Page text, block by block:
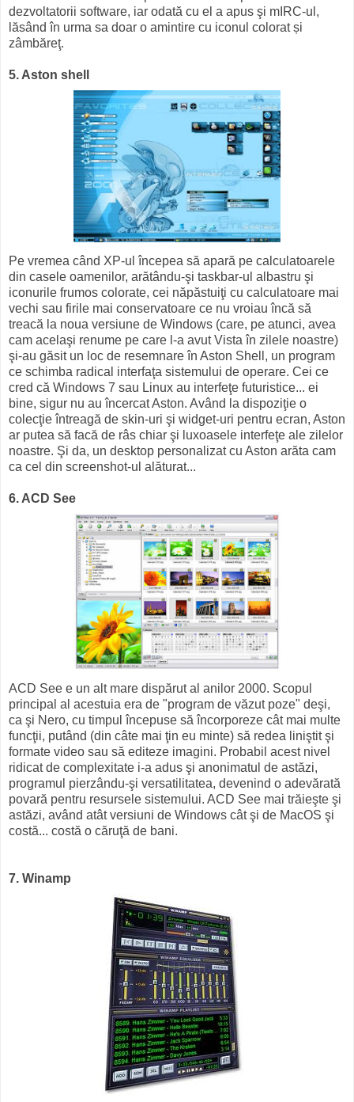
dezvoltatorii software, iar odată cu el a apus şi mIRC-ul,
lăsând în urma sa doar o amintire cu iconul colorat și
zâmbăreţ.
5. Aston shell
Pe vremea când XP-ul începea să apară pe calculatoarele
din casele oamenilor, arătându-şi taskbar-ul albastru şi
iconurile frumos colorate, cei năpăstuiţi cu calculatoare mai
vechi sau firile mai conservatoare ce nu vroiau încă să
treacă la noua versiune de Windows (care, pe atunci, avea
cam acelaşi renume pe care l-a avut Vista în zilele noastre)
şi-au găsit un loc de resemnare în Aston Shell, un program
ce schimba radical interfaţa sistemului de operare. Cei ce
cred că Windows 7 sau Linux au interfeţe futuristice... ei
bine, sigur nu au încercat Aston. Având la dispoziţie o
colecţie întreagă de skin-uri şi widget-uri pentru ecran, Aston
ar putea să facă de râs chiar şi luxoasele interfeţe ale zilelor
noastre. Şi da, un desktop personalizat cu Aston arăta cam
ca cel din screenshot-ul alăturat...
6. ACD See
ACD See e un alt mare dispărut al anilor 2000. Scopul
principal al acestuia era de "program de văzut poze" deşi,
ca şi Nero, cu timpul începuse să încorporeze cât mai multe
funcţii, putând (din câte mai ţin eu minte) să redea liniştit şi
formate video sau să editeze imagini. Probabil acest nivel
ridicat de complexitate i-a adus şi anonimatul de astăzi,
programul pierzându-şi versatilitatea, devenind o adevărată
povară pentru resursele sistemului. ACD See mai trăieşte şi
astăzi, având atât versiuni de Windows cât şi de MacOS şi
costă... costă o căruţă de bani.
7. Winamp